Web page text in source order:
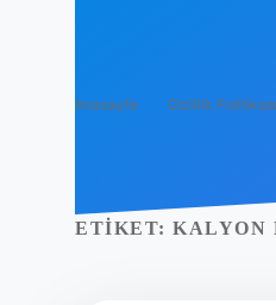
Anasayfa Gizlilik Politikası
ETIKET: KALYON